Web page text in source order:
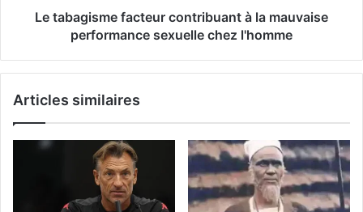
Le tabagisme facteur contribuant à la mauvaise
performance sexuelle chez l'homme
Articles similaires